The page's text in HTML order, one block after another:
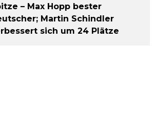
– Max Hopp bester
Martin Schindler
sich um 24 Plätze